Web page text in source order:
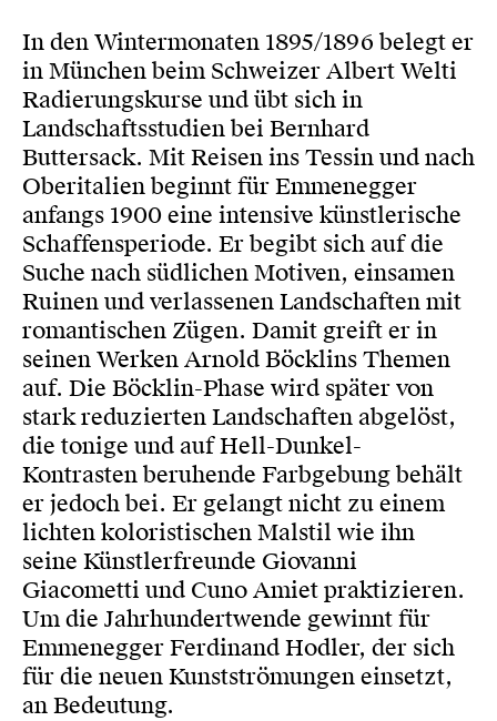
In den Wintermonaten 1895/1896 belegt er
in München beim Schweizer Albert Welti
Radierungskurse und übt sich in
Landschaftsstudien bei Bernhard
Buttersack. Mit Reisen ins Tessin und nach
Oberitalien beginnt für Emmenegger
anfangs 1900 eine intensive künstlerische
Schaffensperiode. Er begibt sich auf die
Suche nach südlichen Motiven, einsamen
Ruinen und verlassenen Landschaften mit
romantischen Zügen. Damit greift er in
seinen Werken Arnold Böcklins Themen
auf. Die Böcklin-Phase wird später von
stark reduzierten Landschaften abgelöst,
die tonige und auf Hell-Dunkel-
Kontrasten beruhende Farbgebung behält
er jedoch bei. Er gelangt nicht zu einem
lichten koloristischen Malstil wie ihn
seine Künstlerfreunde Giovanni
Giacometti und Cuno Amiet praktizieren.
Um die Jahrhundertwende gewinnt für
Emmenegger Ferdinand Hodler, der sich
für die neuen Kunstströmungen einsetzt,
an Bedeutung.